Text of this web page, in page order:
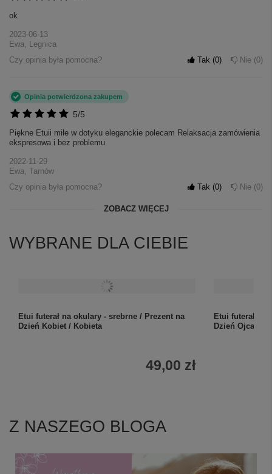
ok
2023-06-13
Ewa, Legnica
Czy opinia była pomocna?
Tak 0 Nie 0
5/5
Opinia potwierdzona zakupem
Piękne Etuii miłe w dotyku eleganckie polecam Relaksacja zamówienia
ekspresowa i bez problemu
2022-11-29
Ewa, Tarnów
Czy opinia była pomocna?
Tak 0 Nie 0
ZOBACZ WIĘCEJ
WYBRANE DLA CIEBIE
Etui futerał na okulary - srebrne / Prezent na
Dzień Kobiet / Kobieta
49,00 zł
Etui futerał na
Dzień Ojca /
Z NASZEGO BLOGA